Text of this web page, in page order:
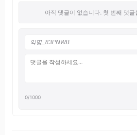
아직 댓글이 없습니다. 첫 번째 댓
0/1000